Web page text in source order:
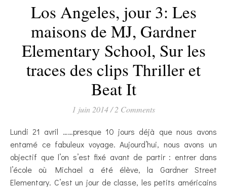
Los Angeles, jour 3: Les
maisons de MJ, Gardner
Elementary School, Sur les
traces des clips Thriller et
Beat It
1 juin 2014/ 2 Comments
Lundi 21 avril ……presque 10 jours déjà que nous avons
entamé ce fabuleux voyage. Aujourd’hui, nous avons un
objectif que l’on s’est fixé avant de partir : entrer dans
l’école où Michael a été élève, la Gardner Street
Elementary. C’est un jour de classe, les petits américains